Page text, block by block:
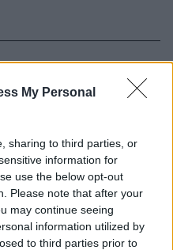
My Personal
sharing to third parties, or
information for
use the below opt-out
Please note that after your
may continue seeing
information utilized by
to third parties prior to